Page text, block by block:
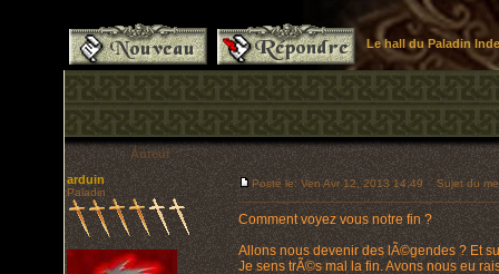
Le hall du Paladin
Auteur
arduin
Paladin
Posté le: Ven Avr 12, 2013 14:49 Sujet du
Comment voyez vous notre fin ?
Allons nous devenir des lÃ©gendes ? Et
Je sens trÃ©s mal la fin. Avons nous eu